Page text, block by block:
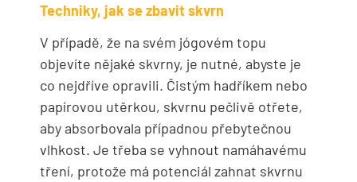
Techniky, jak se zbavit skvrn
V případě, že na svém jógovém topu
objevíte nějaké skvrny, je nutné, abyste je
co nejdříve opravili. Čistým hadříkem nebo
papírovou utěrkou, skvrnu pečlivě otřete,
aby absorbovala případnou přebytečnou
vlhkost. Je třeba se vyhnout namáhavému
tření, protože má potenciál zahnat skvrnu